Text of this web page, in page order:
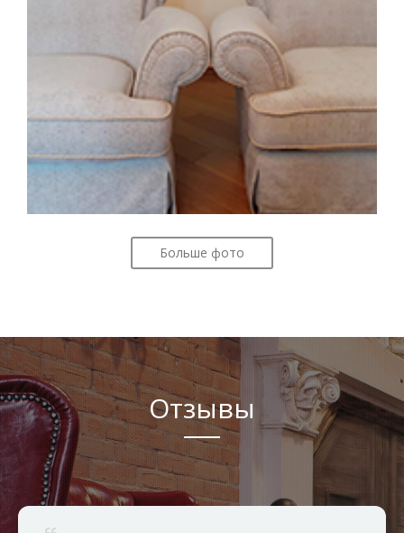
Больше фото
Отзывы